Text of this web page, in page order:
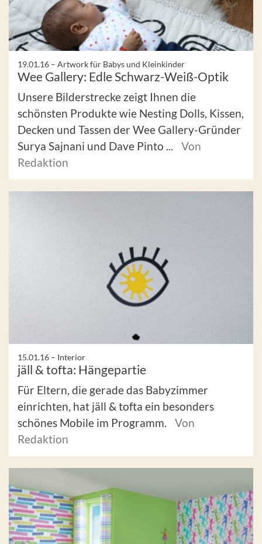
19.01.16 – Artwork für Babys und Kleinkinder
Wee Gallery: Edle Schwarz-Weiß-Optik
Unsere Bilderstrecke zeigt Ihnen die
schönsten Produkte wie Nesting Dolls, Kissen,
Decken und Tassen der Wee Gallery-Gründer
Surya Sajnani und Dave Pinto ...
Von
Redaktion
15.01.16 – Interior
jäll & tofta: Hängepartie
Für Eltern, die gerade das Babyzimmer
einrichten, hat jäll & tofta ein besonders
schönes Mobile im Programm.
Von
Redaktion